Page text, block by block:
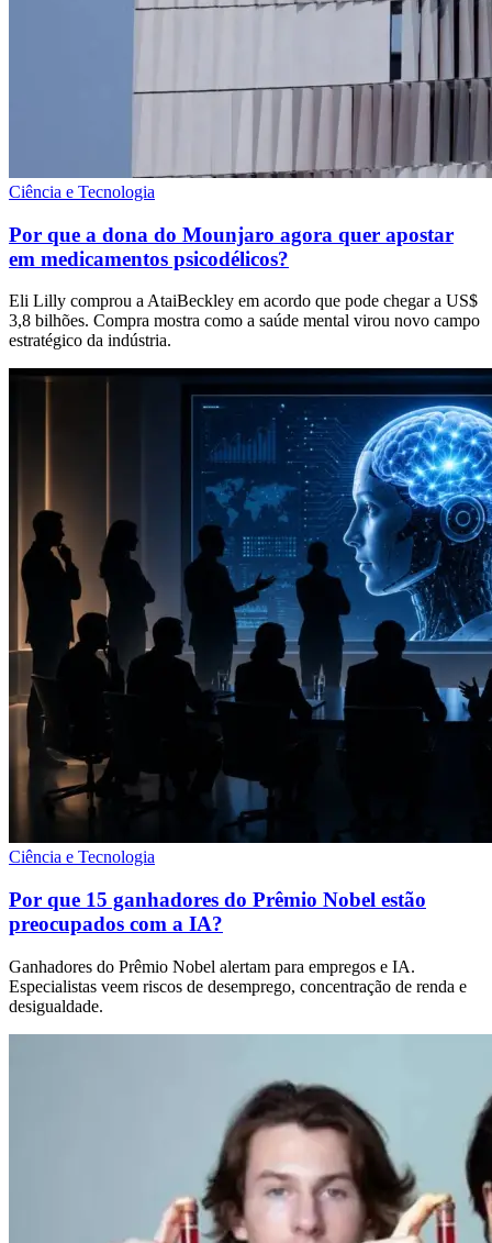
Ciência e Tecnologia
Por que a dona do Mounjaro agora quer apostar
em medicamentos psicodélicos?
Eli Lilly comprou a AtaiBeckley em acordo que pode chegar a US$
3,8 bilhões. Compra mostra como a saúde mental virou novo campo
estratégico da indústria.
Ciência e Tecnologia
Por que 15 ganhadores do Prêmio Nobel estão
preocupados com a IA?
Ganhadores do Prêmio Nobel alertam para empregos e IA.
Especialistas veem riscos de desemprego, concentração de renda e
desigualdade.